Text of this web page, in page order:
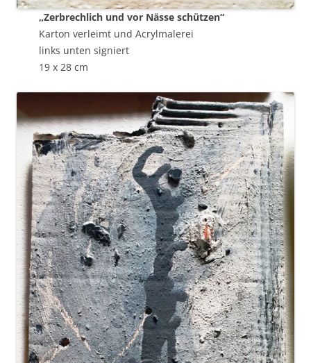
„Zerbrechlich und vor Nässe schützen“
Karton verleimt und Acrylmalerei
links unten signiert
19 x 28 cm